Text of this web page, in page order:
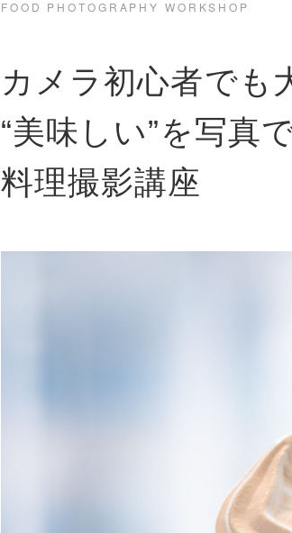
FOOD PHOTOGRAPHY WORKSHOP
カメラ初心者でも
“美味しい”を写真
料理撮影講座